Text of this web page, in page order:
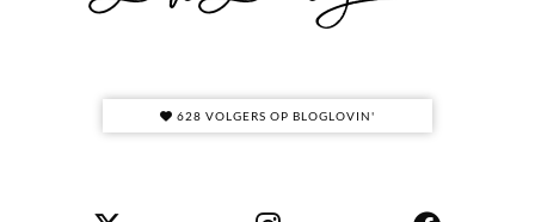
628 VOLGERS OP BLOGLOVIN'